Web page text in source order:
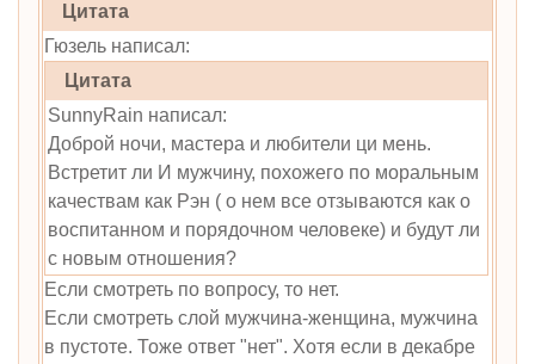
Цитата
Гюзель написал:
Цитата
SunnyRain написал:
Доброй ночи, мастера и любители ци мень.
Встретит ли И мужчину, похожего по моральным
качествам как Рэн ( о нем все отзываются как о
воспитанном и порядочном человеке) и будут ли
с новым отношения?
Если смотреть по вопросу, то нет.
Если смотреть слой мужчина-женщина, мужчина
в пустоте. Тоже ответ "нет". Хотя если в декабре